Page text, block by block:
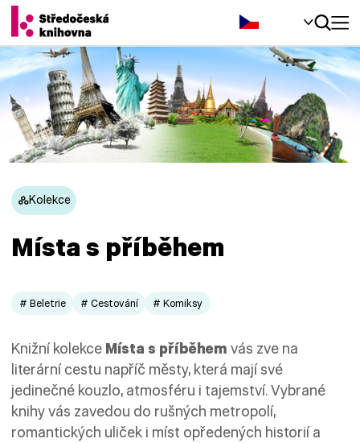
Čeština‎
Kolekce
Místa s příběhem
# Beletrie # Cestování # Komiksy
Knižní kolekce Místa s příběhem vás zve na
literární cestu napříč městy, která mají své
jedinečné kouzlo, atmosféru i tajemství. Vybrané
knihy vás zavedou do rušných metropolí,
romantických uliček i míst opředených historií a